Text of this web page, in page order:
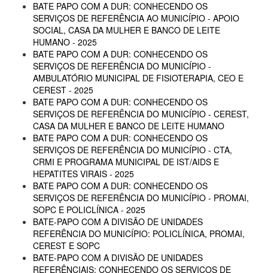
BATE PAPO COM A DUR: CONHECENDO OS
SERVIÇOS DE REFERÊNCIA AO MUNICÍPIO - APOIO
SOCIAL, CASA DA MULHER E BANCO DE LEITE
HUMANO - 2025
BATE PAPO COM A DUR: CONHECENDO OS
SERVIÇOS DE REFERÊNCIA DO MUNICÍPIO -
AMBULATÓRIO MUNICIPAL DE FISIOTERAPIA, CEO E
CEREST - 2025
BATE PAPO COM A DUR: CONHECENDO OS
SERVIÇOS DE REFERÊNCIA DO MUNICÍPIO - CEREST,
CASA DA MULHER E BANCO DE LEITE HUMANO
BATE PAPO COM A DUR: CONHECENDO OS
SERVIÇOS DE REFERÊNCIA DO MUNICÍPIO - CTA,
CRMI E PROGRAMA MUNICIPAL DE IST/AIDS E
HEPATITES VIRAIS - 2025
BATE PAPO COM A DUR: CONHECENDO OS
SERVIÇOS DE REFERÊNCIA DO MUNICÍPIO - PROMAI,
SOPC E POLICLÍNICA - 2025
BATE-PAPO COM A DIVISÃO DE UNIDADES
REFERÊNCIA DO MUNICÍPIO: POLICLÍNICA, PROMAI,
CEREST E SOPC
BATE-PAPO COM A DIVISÃO DE UNIDADES
REFERÊNCIAIS: CONHECENDO OS SERVIÇOS DE